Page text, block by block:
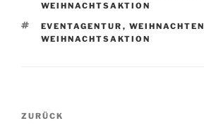
WEIHNACHTSAKTION
SCHLAGWÖRTER
EVENTAGENTUR , WEIHNACHTEN
WEIHNACHTSAKTION
Beitragsnavigation
Vorheriger
ZURÜCK